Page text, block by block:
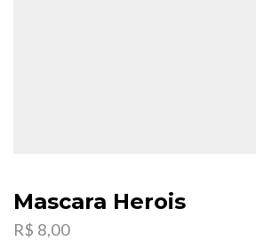
Mascara Herois
R$ 8,00